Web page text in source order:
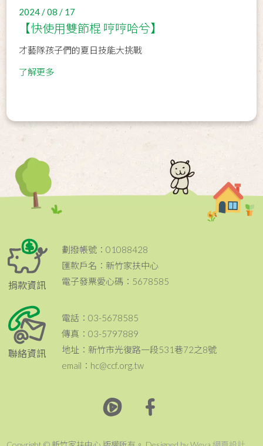
2024 / 08 / 17
【快使用雙節棍 哼哼哈兮】
才藝隊孩子們的夏日技能大挑戰
了解更多
捐款資訊
劃撥帳號：01088428
匯款戶名：新竹家扶中心
電子發票愛心碼：5678585
聯絡資訊
電話：03-5678585
傳真：03-5797889
地址：新竹市光復路一段531巷72之8號
email：hc@ccf.org.tw